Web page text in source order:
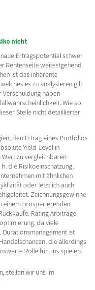
nicht
Ertragspotential schwer
Rentenseite weitestgehend
ist das inhärente
es zu analysieren gilt.
haben
Wie so
Stelle nicht detaillierter
den Ertrag eines Portfolios
Yield-Level in
zu vergleichbaren
die Risikoeinschätzung,
mit ähnlichen
oder letztlich auch
Zeichnungsgewinne
einem prosperierenden
Rating Arbitrage
da viele
Durationsmanagement ist
die allerdings
Rolle für uns spielen.
stellen wir uns im